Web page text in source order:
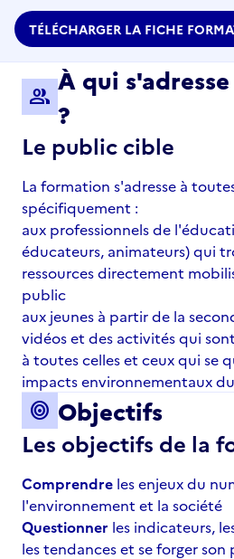
TÉLÉCHARGER LA FICHE
group
À qui
?
Le public cible
La formation s'adresse à
spécifiquement :
aux professionnels de
éducateurs, animateurs) qui
ressources directement
public
aux jeunes à partir de la
vidéos et des activités qui
à toutes celles et ceux qui se
impacts environnementaux
target Objectifs
Les objectifs de la
Comprendre les enjeux du
l'environnement et la société
Questionner les indicateurs,
les tendances et se forger